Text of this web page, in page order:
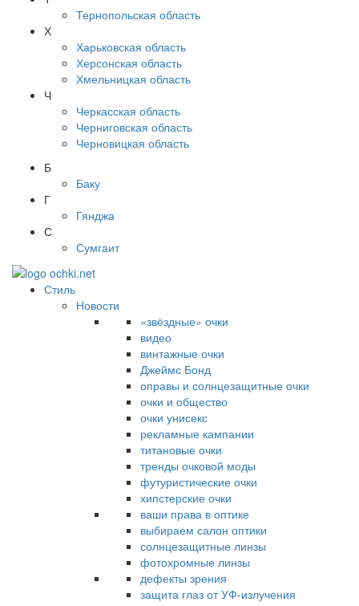
Тернопольская область
Х
Харьковская область
Херсонская область
Хмельницкая область
Ч
Черкасская область
Черниговская область
Черновицкая область
Б
Баку
Г
Гянджа
С
Сумгаит
Стиль
Новости
«звёздные» очки
видео
винтажные очки
Джеймс Бонд
оправы и солнцезащитные очки
очки и общество
очки унисекс
рекламные кампании
титановые очки
тренды очковой моды
футуристические очки
хипстерские очки
ваши права в оптике
выбираем салон оптики
солнцезащитные линзы
фотохромные линзы
дефекты зрения
защита глаз от УФ-излучения